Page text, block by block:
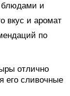
блюдами и
вкус и аромат
по
отлично
его сливочные